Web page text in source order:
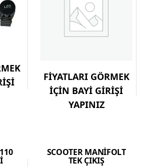
FİYATLARI GÖRMEK
İÇİN BAYİ GİRİŞİ
YAPINIZ
SCOOTER MANİFOLT
TEK ÇIKIŞ